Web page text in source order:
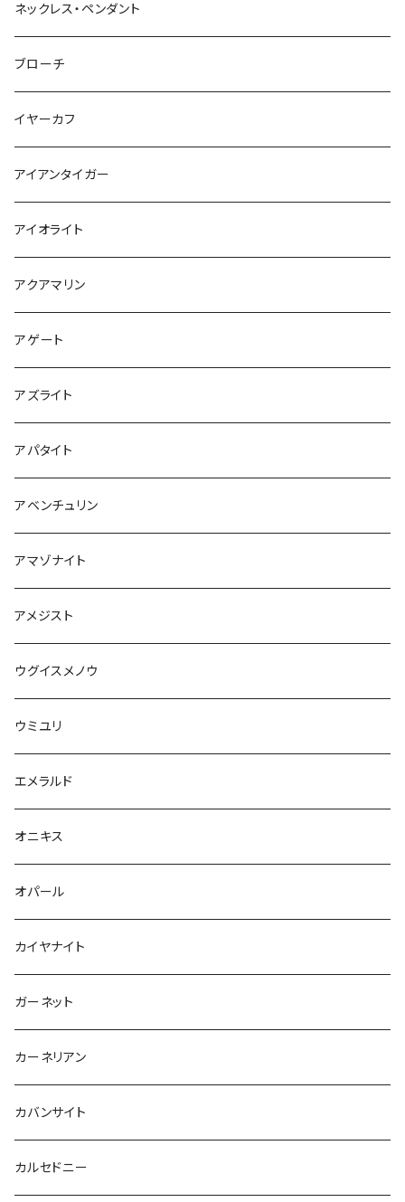
ネックレス・ペンダント
ブローチ
イヤーカフ
アイアンタイガー
アイオライト
アクアマリン
アゲート
アズライト
アパタイト
アベンチュリン
アマゾナイト
アメジスト
ウグイスメノウ
ウミユリ
エメラルド
オニキス
オパール
カイヤナイト
ガーネット
カーネリアン
カバンサイト
カルセドニー